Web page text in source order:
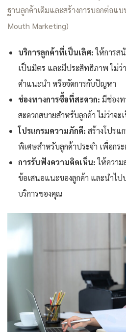
ฐานลูกค้าเดิมและสร้างการบอกต่อแ
Mouth Marketing)
บริการลูกค้าที่เป็นเลิศ:ให้การส
เป็นมิตร และมีประสิทธิภาพ ไม่ว่
คำแนะนำ หรือจัดการกับปัญหา
ช่องทางการซื้อที่สะดวก: มีช่อง
สะดวกสบายสำหรับลูกค้า ไม่ว่าจ
โปรแกรมความภักดี: สร้างโปร
พิเศษสำหรับลูกค้าประจำ เพื่อกร
การรับฟังความคิดเห็น:ให้ควา
ข้อเสนอแนะของลูกค้า และนำไ
บริการของคุณ